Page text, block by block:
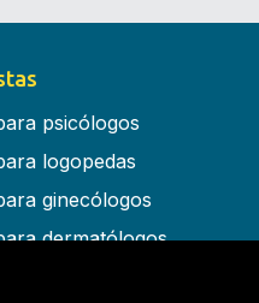
psicólogos
logopedas
ginecólogos
dermatólogos